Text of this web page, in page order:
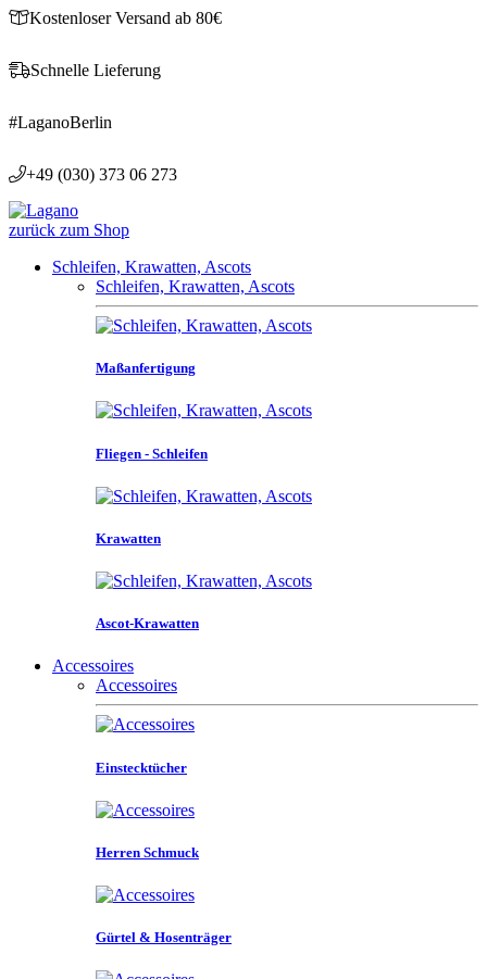
Kostenloser Versand ab 80€
Schnelle Lieferung
#LaganoBerlin
+49 (030) 373 06 273
zurück zum Shop
Schleifen, Krawatten, Ascots
Schleifen, Krawatten, Ascots
Maßanfertigung
Fliegen - Schleifen
Krawatten
Ascot-Krawatten
Accessoires
Accessoires
Einstecktücher
Herren Schmuck
Gürtel & Hosenträger